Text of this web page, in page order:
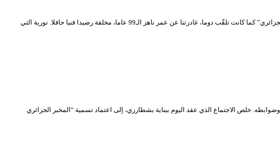
انطفأت أمس الأحد 09 أوت 2020، شمعة عمر نجمة إبداعية طالما أضاءت سماء الفن الجزائري، إنها الراحلة القديرة نورية قزدرلي، أو “زهرة المسرح الجزائري” كما كانت تلقّب دوما، غادرتنا عن عمر ناهز الـ99 عاما، مخلفة رصيدا فنيا حافلا. نورية التي
للاتفاق على التسمية النهائية لمخبر الأبحاث وضوابطه. خلص الاجتماع الذي عقد اليوم ببناية بشطارزي، إلى اعتماد تسمية “المخبر الجزائري